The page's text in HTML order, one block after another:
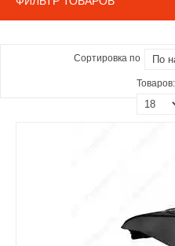
Сортировка по
Товаров: